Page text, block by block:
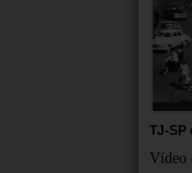
TJ-SP
Vídeo